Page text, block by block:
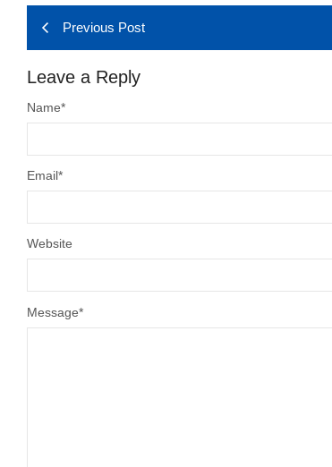
Previous Post
Leave a Reply
Message*
Name*
Email*
Website